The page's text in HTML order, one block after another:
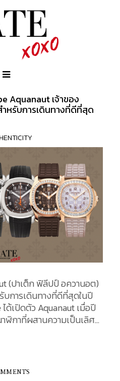
Aquanaut เจ้าของ
หรับการเดินทางที่ดีที่สุด
(ปาเต็ก ฟิลีปป์ อควานอต)
บการเดินทางที่ดีที่สุดในปี
ด้เปิดตัว Aquanaut เมื่อปี
าฬิกาที่ผสานความเป็นเลิศ
บสูงในนาฬิกา Luxury
ด้มุ่งเน้นไปที่การผสม
ละความสง่างามเข้าด้วยกัน